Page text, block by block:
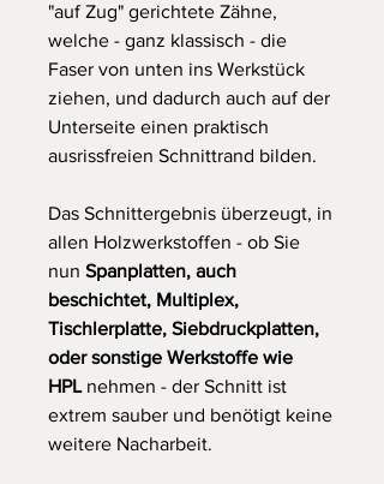
"auf Zug" gerichtete Zähne,
welche - ganz klassisch - die
Faser von unten ins Werkstück
ziehen, und dadurch auch auf der
Unterseite einen praktisch
ausrissfreien Schnittrand bilden.
Das Schnittergebnis überzeugt, in
allen Holzwerkstoffen - ob Sie
nun Spanplatten, auch
beschichtet, Multiplex,
Tischlerplatte, Siebdruckplatten,
oder sonstige Werkstoffe wie
HPLnehmen - der Schnitt ist
extrem sauber und benötigt keine
weitere Nacharbeit.